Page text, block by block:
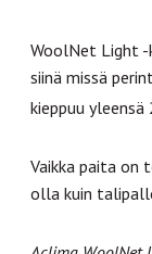
WoolNet Light -
siinä missä
kieppuu
Vaikka paita on
olla kuin